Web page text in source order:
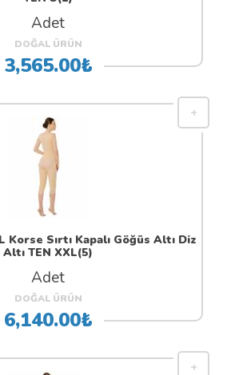
Adet
DOĞAL ÜRÜN
3,565.00₺
Korse Sırtı Kapalı Göğüs Altı Diz
Altı TEN XXL(5)
Adet
DOĞAL ÜRÜN
6,140.00₺